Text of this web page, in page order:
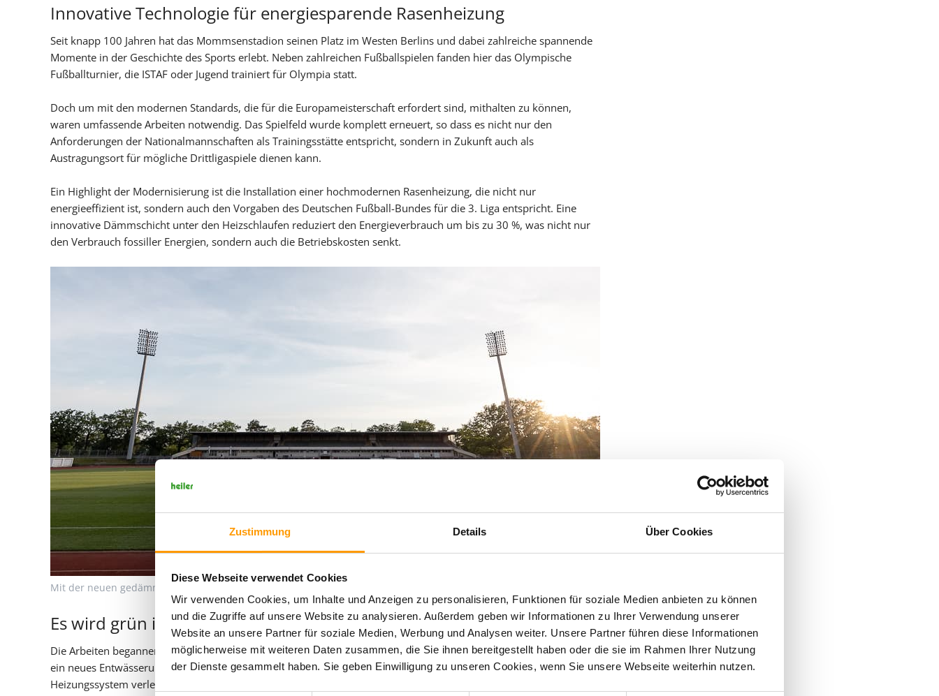
Zustimmung Details Über Cookies
Diese Webseite verwendet Cookies
Wir verwenden Cookies, um Inhalte und Anzeigen zu personalisieren, Funktionen für soziale Medien anbieten zu können
und die Zugriffe auf unsere Website zu analysieren. Außerdem geben wir Informationen zu Ihrer Verwendung unserer
Website an unsere Partner für soziale Medien, Werbung und Analysen weiter. Unsere Partner führen diese Informationen
möglicherweise mit weiteren Daten zusammen, die Sie ihnen bereitgestellt haben oder die sie im Rahmen Ihrer Nutzung
der Dienste gesammelt haben. Sie geben Einwilligung zu unseren Cookies, wenn Sie unsere Webseite weiterhin nutzen.
Innovative Technologie für energiesparende Rasenheizung
Seit knapp 100 Jahren hat das Mommsenstadion seinen Platz im Westen Berlins und dabei zahlreiche spannende
Momente in der Geschichte des Sports erlebt. Neben zahlreichen Fußballspielen fanden hier das Olympische
Fußballturnier, die ISTAF oder Jugend trainiert für Olympia statt.
Doch um mit den modernen Standards, die für die Europameisterschaft erfordert sind, mithalten zu können,
waren umfassende Arbeiten notwendig. Das Spielfeld wurde komplett erneuert, so dass es nicht nur den
Anforderungen der Nationalmannschaften als Trainingsstätte entspricht, sondern in Zukunft auch als
Austragungsort für mögliche Drittligaspiele dienen kann.
Ein Highlight der Modernisierung ist die Installation einer hochmodernen Rasenheizung, die nicht nur
energieeffizient ist, sondern auch den Vorgaben des Deutschen Fußball-Bundes für die 3. Liga entspricht. Eine
innovative Dämmschicht unter den Heizschlaufen reduziert den Energieverbrauch um bis zu 30 %, was nicht nur
den Verbrauch fossiller Energien, sondern auch die Betriebskosten senkt.
Mit der neuen gedämmten Rasenheizung ist das Stadion drittligatauglich.
Es wird grün in Charlottenburg
Die Arbeiten begannen im März 2024 mit dem Rückbau des alten Spielfeldes. In den folgenden Wochen wurden
ein neues Entwässerungssystem installiert, eine zeitgemäße Beregnungsanlage eingebaut und das
Heizungssystem verlegt. Für den Einbau der Drainschicht und der Rasentragschicht kamen lasergesteuerte